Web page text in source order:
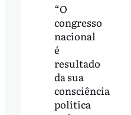
“O
congresso
nacional
é
resultado
da sua
consciência
política